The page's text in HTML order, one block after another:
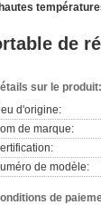
de
sur le produit:
d'origine:
de marque:
de modèle:
de